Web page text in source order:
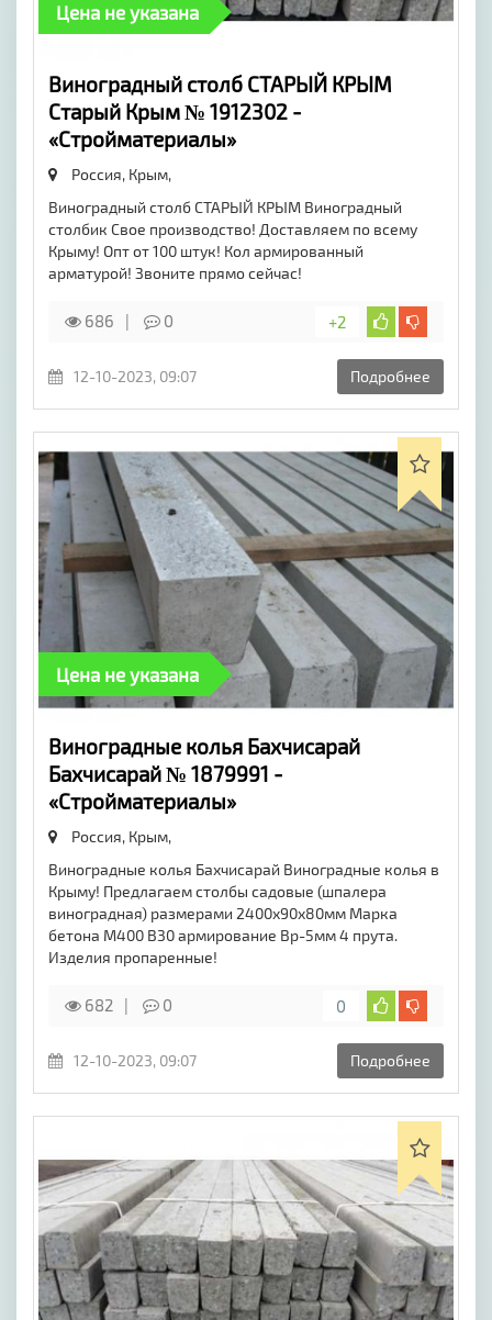
Цена не указана
Виноградный столб СТАРЫЙ КРЫМ
Старый Крым № 1912302 -
«Стройматериалы»
Россия, Крым,
Виноградный столб СТАРЫЙ КРЫМ Виноградный
столбик Свое производство! Доставляем по всему
Крыму! Опт от 100 штук! Кол армированный
арматурой! Звоните прямо сейчас!
686 0 +2
12-10-2023, 09:07 Подробнее
Цена не указана
Виноградные колья Бахчисарай
Бахчисарай № 1879991 -
«Стройматериалы»
Россия, Крым,
Виноградные колья Бахчисарай Виноградные колья в
Крыму! Предлагаем столбы садовые (шпалера
виноградная) размерами 2400х90х80мм Марка
бетона М400 В30 армирование Вр-5мм 4 прута.
Изделия пропаренные!
682 0 0
12-10-2023, 09:07 Подробнее